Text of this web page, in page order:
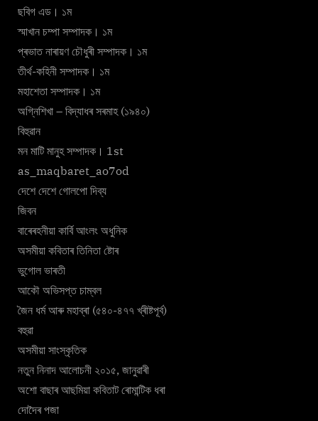
ছবিগ এড। ১ম
স্মাখান চম্পা সম্পাদক। ১ম
প্ৰভাত নাৰায়ণ চৌধুৰী সম্পাদক। ১ম
তীৰ্থ-কহিনী সম্পাদক। ১ম
মহাশেতা সম্পাদক। ১ম
অগ্নিশিখা – বিদ্যাধৰ সৰমাহ (১৯৪০)
বিহুৱান
মন মাটি মানুহ সম্পাদক। 1st
as_maqbaret_ao7od
দেশে দেশে গোলপো দিব্য
জিবন
বাৰেৰহনীয়া কাৰ্বি আংলং অধুনিক
অসমীয়া কবিতাৰ তিনিতা ষ্টোৰ
ভুগোল ভাৰতী
আকৌ অভিসপ্ত চাম্বল
জৈন ধৰ্ম আৰু মহাব্ৰা (৫৪০-৪৭৭ খ্ৰীষ্টপূৰ্ব)
বহুৱা
অসমীয়া সাংস্কৃতিক
নতুন নিনাদ আলোচনী ২০১৫, জানুৱাৰী
অশো বাছাৰ আছমিয়া কবিতাট ৰোমান্টিক ধৰা
দোদৈৰ পজা